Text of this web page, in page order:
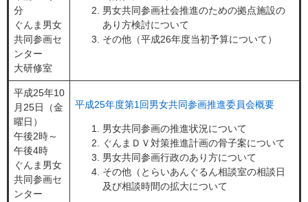
分
ぐんま男女
共同参画セ
ンター
大研修室
男女共同参画社会推進のための拠点施設の
あり方検討について
その他（平成26年度当初予算について）
平成25年10
月25日（金
曜日）
午後2時～
午後4時
ぐんま男女
共同参画セ
ンター
平成25年度第1回男女共同参画推進委員会概要
男女共同参画の推進状況について
ぐんまＤＶ対策推進計画の骨子案について
男女共同参画行政のあり方について
その他（とらいあんぐるん相談室の相談日
及び相談時間の拡大について